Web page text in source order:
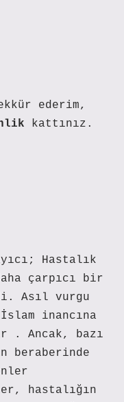
ederim,
kattınız.
Hastalık
çarpıcı bir
Asıl vurgu
inancına
. Ancak, bazı
beraberinde
hastalığın